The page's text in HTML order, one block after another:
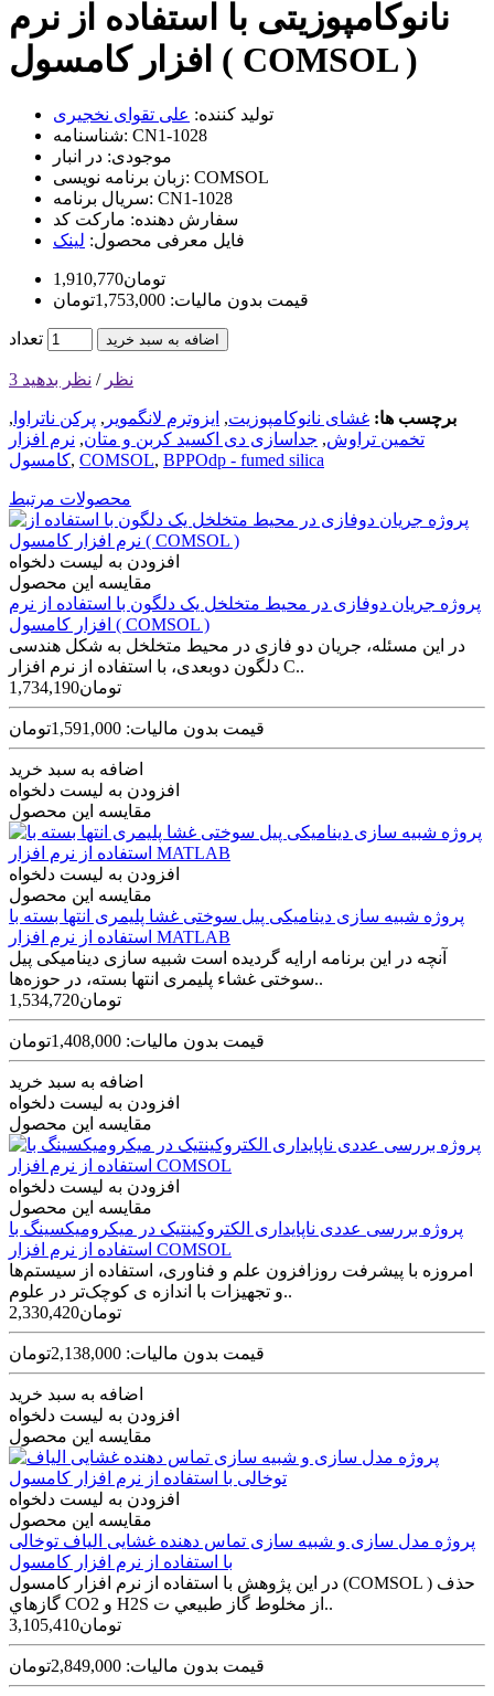
نانوکامپوزیتی با استفاده از نرم
افزار کامسول ( COMSOL )
تولید کننده: علی تقوای نخجیری
شناسنامه: CN1-1028
موجودی: در انبار
زبان برنامه نویسی: COMSOL
سریال برنامه: CN1-1028
سفارش دهنده: مارکت کد
فایل معرفی محصول: لینک
1,910,770تومان
قیمت بدون مالیات: 1,753,000تومان
تعداد اضافه به سبد خرید
3 نظر / نظر بدهید
برچسب ها: غشای نانوکامپوزیت, ایزوترم لانگمویر , پرکن ناتراوا ,
تخمین تراوش, جداسازی دی اکسید کربن و متان, نرم افزار
کامسول, COMSOL, BPPOdp - fumed silica
محصولات مرتبط
افزودن به لیست دلخواه
مقایسه این محصول
پروژه جریان دوفازی در محیط متخلخل یک دلگون با استفاده از نرم
افزار کامسول ( COMSOL )
در این مسئله، جریان دو فازی در محیط متخلخل به شکل هندسی
دلگون دوبعدی، با استفاده از نرم افزار C..
1,734,190تومان
قیمت بدون مالیات: 1,591,000تومان
اضافه به سبد خرید
افزودن به لیست دلخواه
مقایسه این محصول
افزودن به لیست دلخواه
مقایسه این محصول
پروژه شبیه سازی دینامیکی پیل سوختی غشا پلیمری انتها بسته با
استفاده از نرم افزار MATLAB
آنچه در این برنامه ارایه گردیده است شبیه سازی دینامیکی پیل‌
سوختی غشاء پلیمری انتها بسته، در حوزه‌ها..
1,534,720تومان
قیمت بدون مالیات: 1,408,000تومان
اضافه به سبد خرید
افزودن به لیست دلخواه
مقایسه این محصول
افزودن به لیست دلخواه
مقایسه این محصول
پروژه بررسی عددی ناپایداری الکتروکینتیک در میکرومیکسینگ با
استفاده از نرم افزار COMSOL
امروزه با پیشرفت روزافزون علم و فناوری، استفاده از سیستم­‌ها
و تجهیزات با اندازه­ ی کوچک‌‌تر در علوم..
2,330,420تومان
قیمت بدون مالیات: 2,138,000تومان
اضافه به سبد خرید
افزودن به لیست دلخواه
مقایسه این محصول
افزودن به لیست دلخواه
مقایسه این محصول
پروژه مدل سازی و شبیه سازی تماس دهنده غشایی الیاف توخالی
با استفاده از نرم افزار کامسول
در اين پژوهش با استفاده از نرم افزار کامسول (COMSOL ) حذف
گازهاي CO2 و H2S از مخلوط گاز طبيعي ت..
3,105,410تومان
قیمت بدون مالیات: 2,849,000تومان